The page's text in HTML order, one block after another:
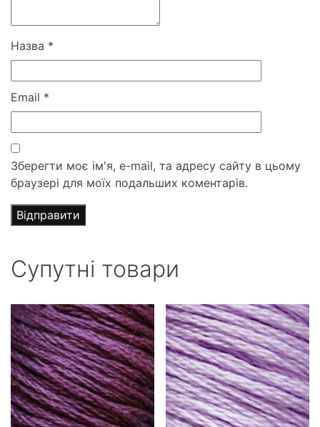
Назва *
Email *
Зберегти моє ім'я, e-mail, та адресу сайту в цьому
браузері для моїх подальших коментарів.
Супутні товари